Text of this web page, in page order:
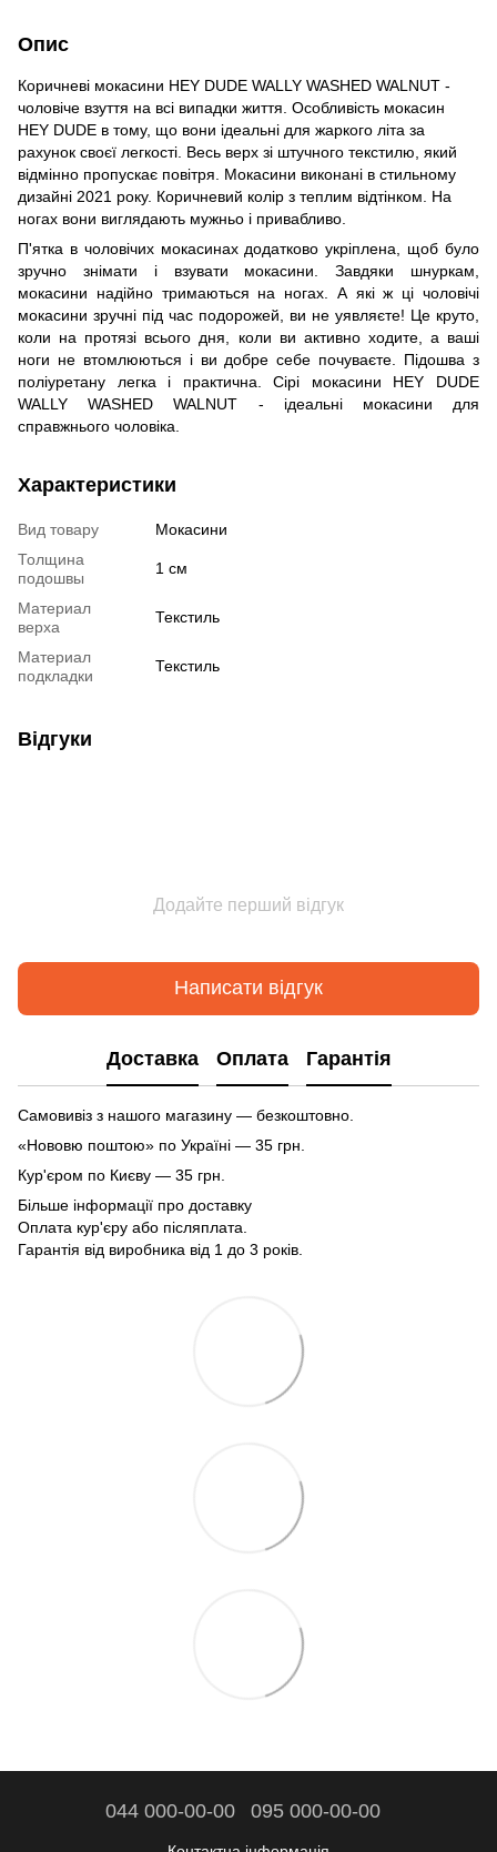
Опис
Коричневі мокасини HEY DUDE WALLY WASHED WALNUT -
чоловіче взуття на всі випадки життя. Особливість мокасин
HEY DUDE в тому, що вони ідеальні для жаркого літа за
рахунок своєї легкості. Весь верх зі штучного текстилю, який
відмінно пропускає повітря. Мокасини виконані в стильному
дизайні 2021 року. Коричневий колір з теплим відтінком. На
ногах вони виглядають мужньо і привабливо.
П'ятка в чоловічих мокасинах додатково укріплена, щоб було
зручно знімати і взувати мокасини. Завдяки шнуркам,
мокасини надійно тримаються на ногах. А які ж ці чоловічі
мокасини зручні під час подорожей, ви не уявляєте! Це круто,
коли на протязі всього дня, коли ви активно ходите, а ваші
ноги не втомлюються і ви добре себе почуваєте. Підошва з
поліуретану легка і практична. Сірі мокасини HEY DUDE
WALLY WASHED WALNUT - ідеальні мокасини для
справжнього чоловіка.
Характеристики
Вид товару
Мокасини
Толщина
подошвы
1 см
Материал
верха
Текстиль
Материал
подкладки
Текстиль
Відгуки
Додайте перший відгук
Написати відгук
Доставка Оплата Гарантія
Самовивіз з нашого магазину — безкоштовно.
«Нововю поштою» по Україні — 35 грн.
Кур'єром по Києву — 35 грн.
Більше інформації про доставку
Оплата кур'єру або післяплата.
Гарантія від виробника від 1 до 3 років.
044 000-00-00 095 000-00-00